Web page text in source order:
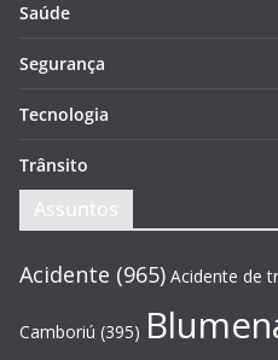
Saúde
Segurança
Tecnologia
Trânsito
Assuntos
Acidente (965) Acidente de
Camboriú (395)